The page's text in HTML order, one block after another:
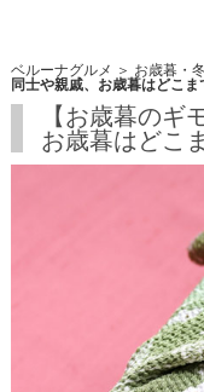
ベルーナグルメ ＞ お歳暮・
同士や親戚、お歳暮はどこま
【お歳暮のギ
お歳暮はどこ